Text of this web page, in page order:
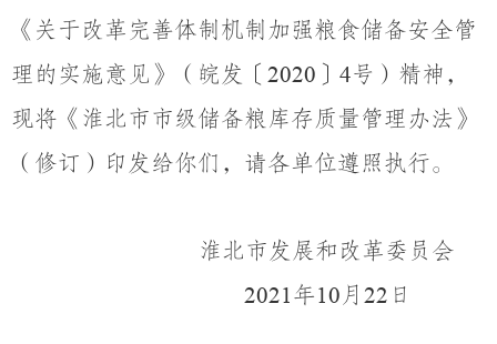
《关于改革完善体制机制加强粮食储备安全管
理的实施意见》（皖发〔 2020 〕 4号）精神，
现将《淮北市市级储备粮库存质量管理办法》
（修订）印发给你们，请各单位遵照执行。
淮北市发展和改革委员会
2021年10 月 22 日